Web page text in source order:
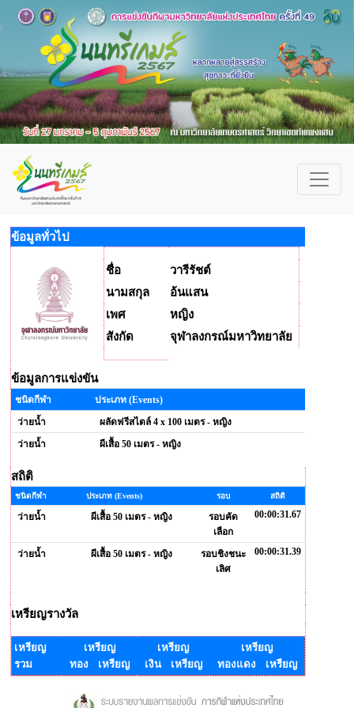
ข้อมูลทั่วไป
ชื่อ
วารีรัชต์
นามสกุล
อ้นแสน
เพศ
หญิง
สังกัด
จุฬาลงกรณ์มหาวิทยาลัย
ข้อมูลการแข่งขัน
ชนิดกีฬา
ประเภท (Events)
ว่ายน้ำ
ผลัดฟรีสไตล์ 4 x 100 เมตร - หญิง
ว่ายน้ำ
ผีเสื้อ 50 เมตร - หญิง
สถิติ
ชนิดกีฬา ประเภท (Events) รอบ สถิติ
ว่ายน้ำ ผีเสื้อ 50 เมตร - หญิง
รอบคัด
เลือก
00:00:31.67
ว่ายน้ำ ผีเสื้อ 50 เมตร - หญิง
รอบชิงชนะ
เลิศ
00:00:31.39
เหรียญรางวัล
เหรียญ
รวม
เหรียญ
ทอง เหรียญ
เหรียญ
เงิน เหรียญ
เหรียญ
ทองแดง เหรียญ